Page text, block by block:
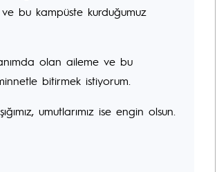
bu kampüste kurduğumuz
olan aileme ve bu
bitirmek istiyorum.
umutlarımız ise engin olsun.